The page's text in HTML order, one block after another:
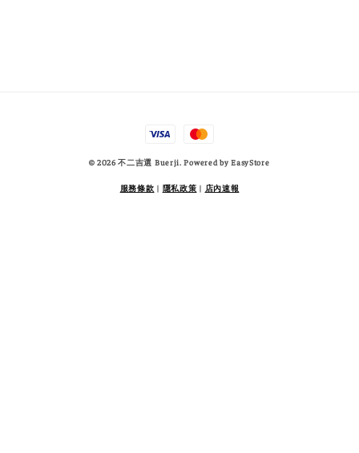
© 2026 不二吉選 Buerji. Powered byEasyStore
服務條款 | 隱私政策 | 店內速報